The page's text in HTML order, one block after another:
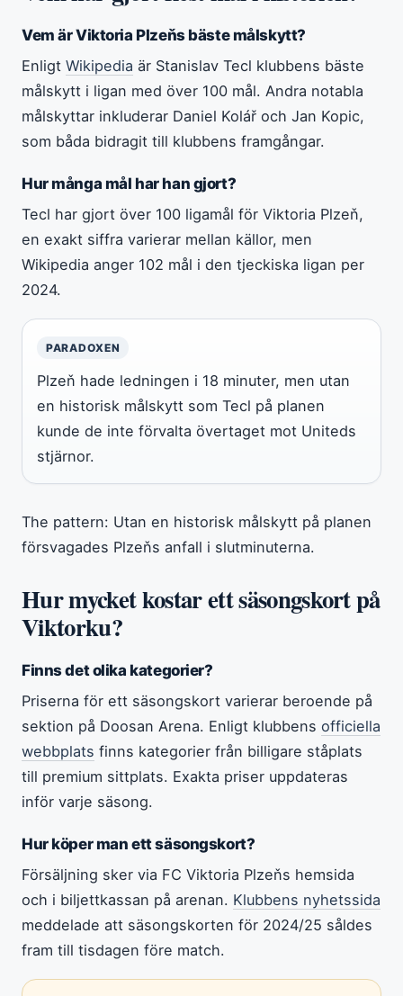
Vem är Viktoria Plzeňs bäste målskytt?
Enligt Wikipedia är Stanislav Tecl klubbens bäste
målskytt i ligan med över 100 mål. Andra notabla
målskyttar inkluderar Daniel Kolář och Jan Kopic,
som båda bidragit till klubbens framgångar.
Hur många mål har han gjort?
Tecl har gjort över 100 ligamål för Viktoria Plzeň,
en exakt siffra varierar mellan källor, men
Wikipedia anger 102 mål i den tjeckiska ligan per
2024.
PARADOXEN
Plzeň hade ledningen i 18 minuter, men utan
en historisk målskytt som Tecl på planen
kunde de inte förvalta övertaget mot Uniteds
stjärnor.
The pattern: Utan en historisk målskytt på planen
försvagades Plzeňs anfall i slutminuterna.
Hur mycket kostar ett säsongskort på
Viktorku?
Finns det olika kategorier?
Priserna för ett säsongskort varierar beroende på
sektion på Doosan Arena. Enligt klubbens officiella
webbplats finns kategorier från billigare ståplats
till premium sittplats. Exakta priser uppdateras
inför varje säsong.
Hur köper man ett säsongskort?
Försäljning sker via FC Viktoria Plzeňs hemsida
och i biljettkassan på arenan. Klubbens nyhetssida
meddelade att säsongskorten för 2024/25 såldes
fram till tisdagen före match.